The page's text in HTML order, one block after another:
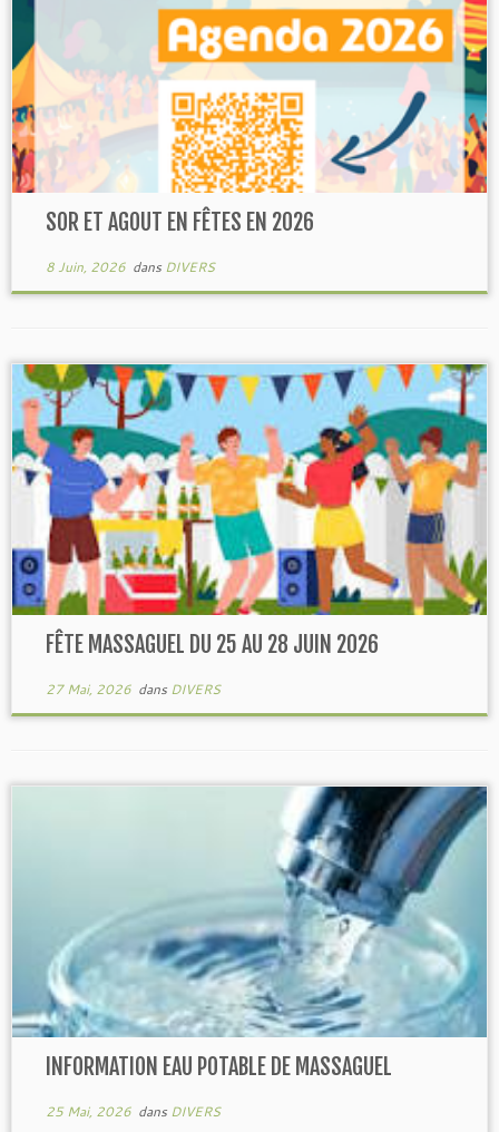
SOR ET AGOUT EN FÊTES EN 2026
8 Juin, 2026dans DIVERS
FÊTE MASSAGUEL DU 25 AU 28 JUIN 2026
27 Mai, 2026dans DIVERS
INFORMATION EAU POTABLE DE MASSAGUEL
25 Mai, 2026dans DIVERS